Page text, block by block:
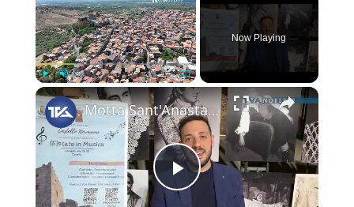
Play Unmute Fullscreen
Now Playing
×
Play
Motta Sant'Anastasia. L'omaggio al tenore mottese Giuseppe Di Stefano nel giorno della sua nascita.